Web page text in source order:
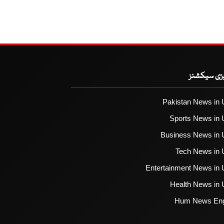
سیکشنز
Pakistan News in
Sports News in
Business News in
Tech News in
Entertainment News in
Health News in
Hum News